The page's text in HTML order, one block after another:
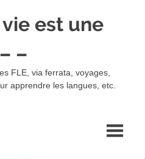
vie est une
–
FLE, via ferrata, voyages,
apprendre les langues, etc.